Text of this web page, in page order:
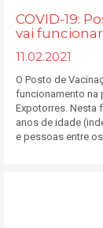
COVID-19:
vai
11.02.2021
O Posto de
funcionamento na
Expotorres. Nesta
anos de idade
e pessoas entre